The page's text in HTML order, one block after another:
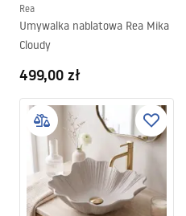
Rea
Umywalka nablatowa Rea Mika
Cloudy
499,00 zł